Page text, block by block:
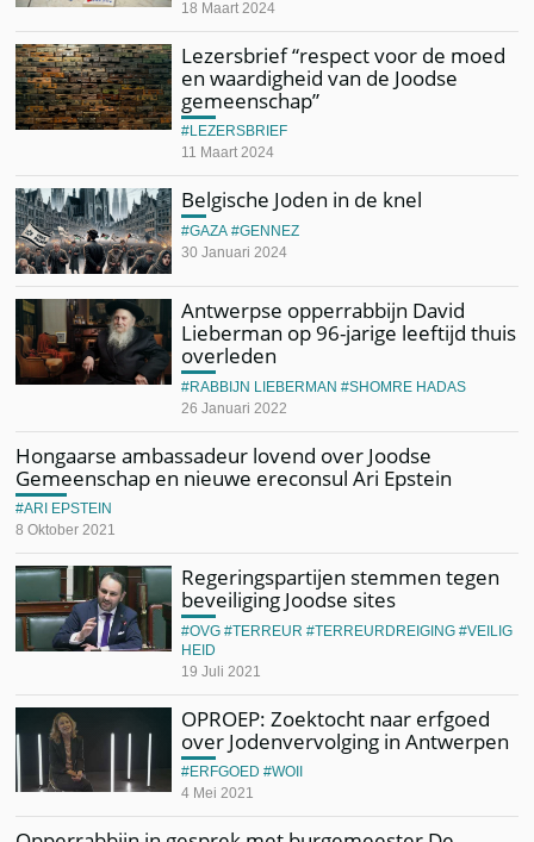
18 Maart 2024
Lezersbrief “respect voor de moed
en waardigheid van de Joodse
gemeenschap”
11 Maart 2024
LEZERSBRIEF
Belgische Joden in de knel
30 Januari 2024
GAZA GENNEZ
Antwerpse opperrabbijn David
Lieberman op 96-jarige leeftijd thuis
overleden
26 Januari 2022
RABBIJN LIEBERMAN SHOMRE HADAS
Hongaarse ambassadeur lovend over Joodse
Gemeenschap en nieuwe ereconsul Ari Epstein
8 Oktober 2021
ARI EPSTEIN
Regeringspartijen stemmen tegen
beveiliging Joodse sites
19 Juli 2021
OVG TERREUR TERREURDREIGING
VEILIG
HEID
OPROEP: Zoektocht naar erfgoed
over Jodenvervolging in Antwerpen
4 Mei 2021
ERFGOED WOII